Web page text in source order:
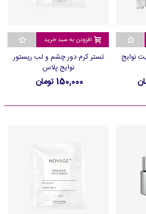
نوایج
افزودن به سبد خرید
تستر کرم دور چشم و لب ریستور
نوایج پلاس
150,000 تومان